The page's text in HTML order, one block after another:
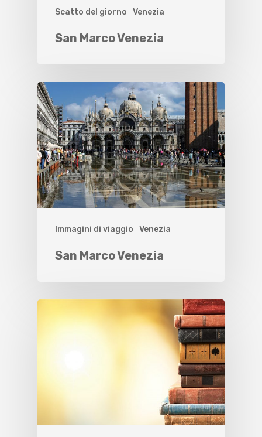
Scatto del giorno Venezia
San Marco Venezia
Immagini di viaggio Venezia
San Marco Venezia